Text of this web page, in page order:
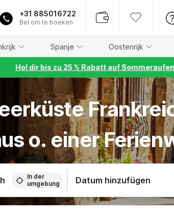
+31 885016722
Bel om te boeken
Spanje Oostenrijk
Hol dir bis zu 25 % Rabatt auf
o. einer
In der
umgebung
Datum hinzufügen